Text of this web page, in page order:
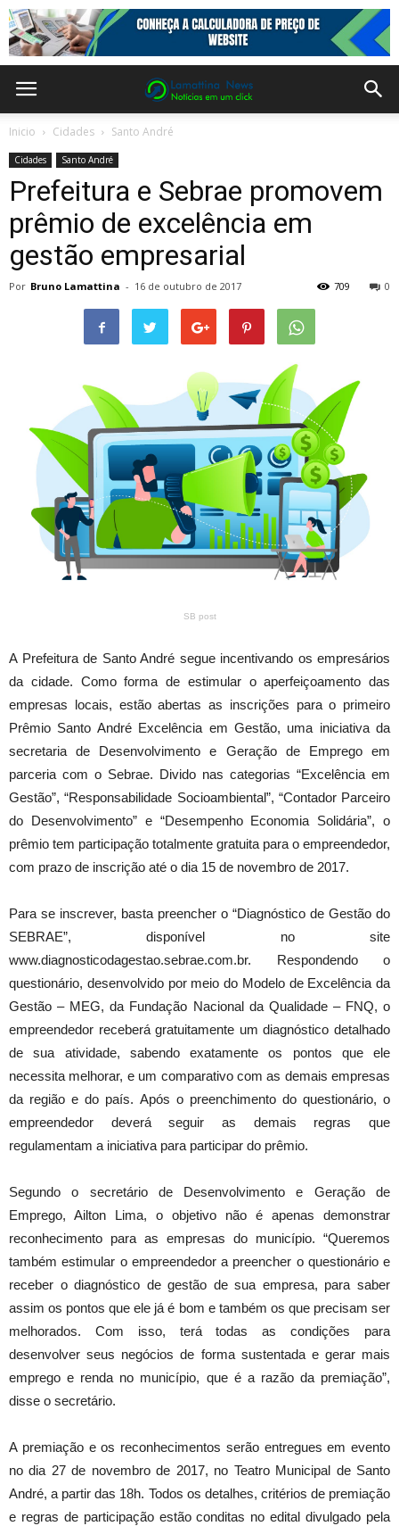
Inicio Cidades Santo André
Cidades Santo André
Prefeitura e Sebrae promovem
prêmio de excelência em
gestão empresarial
Por Bruno Lamattina - 16 de outubro de 2017 0
709
SB post
A Prefeitura de Santo André segue incentivando os empresários
da cidade. Como forma de estimular o aperfeiçoamento das
empresas locais, estão abertas as inscrições para o primeiro
Prêmio Santo André Excelência em Gestão, uma iniciativa da
secretaria de Desenvolvimento e Geração de Emprego em
parceria com o Sebrae. Divido nas categorias “Excelência em
Gestão”, “Responsabilidade Socioambiental”, “Contador Parceiro
do Desenvolvimento” e “Desempenho Economia Solidária”, o
prêmio tem participação totalmente gratuita para o empreendedor,
com prazo de inscrição até o dia 15 de novembro de 2017.
Para se inscrever, basta preencher o “Diagnóstico de Gestão do
SEBRAE”, disponível no site
www.diagnosticodagestao.sebrae.com.br. Respondendo o
questionário, desenvolvido por meio do Modelo de Excelência da
Gestão – MEG, da Fundação Nacional da Qualidade – FNQ, o
empreendedor receberá gratuitamente um diagnóstico detalhado
de sua atividade, sabendo exatamente os pontos que ele
necessita melhorar, e um comparativo com as demais empresas
da região e do país. Após o preenchimento do questionário, o
empreendedor deverá seguir as demais regras que
regulamentam a iniciativa para participar do prêmio.
Segundo o secretário de Desenvolvimento e Geração de
Emprego, Ailton Lima, o objetivo não é apenas demonstrar
reconhecimento para as empresas do município. “Queremos
também estimular o empreendedor a preencher o questionário e
receber o diagnóstico de gestão de sua empresa, para saber
assim os pontos que ele já é bom e também os que precisam ser
melhorados. Com isso, terá todas as condições para
desenvolver seus negócios de forma sustentada e gerar mais
emprego e renda no município, que é a razão da premiação”,
disse o secretário.
A premiação e os reconhecimentos serão entregues em evento
no dia 27 de novembro de 2017, no Teatro Municipal de Santo
André, a partir das 18h. Todos os detalhes, critérios de premiação
e regras de participação estão conditas no edital divulgado pela